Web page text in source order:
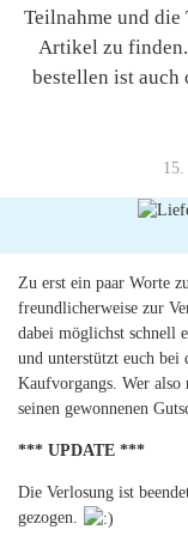
Teilnahme und die
Artikel zu
bestellen ist auch
Zu erst ein paar Worte zu
freundlicherweise zur
dabei möglichst schnell
und unterstützt euch bei
Kaufvorgangs. Wer also
seinen gewonnenen
*** UPDATE ***
Die Verlosung ist
gezogen.